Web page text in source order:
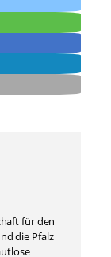
für den
die Pfalz